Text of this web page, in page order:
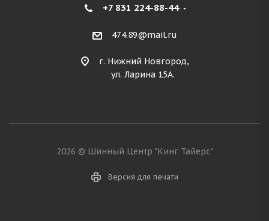
+7 831 224-88-44
474.89@mail.ru
г. Нижний Новгород,
ул. Ларина 15А.
2026 © Шинный Центр "Кинг Тайерс"
Версия для печати